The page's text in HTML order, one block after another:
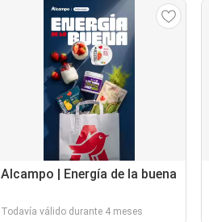
Alcampo | Energía de la buena
Todavía válido durante 4 meses